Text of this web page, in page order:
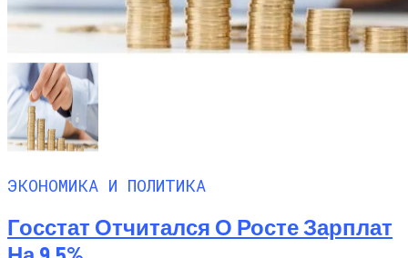
ЭКОНОМИКА И ПОЛИТИКА
Госстат Отчитался О Росте Зарплат